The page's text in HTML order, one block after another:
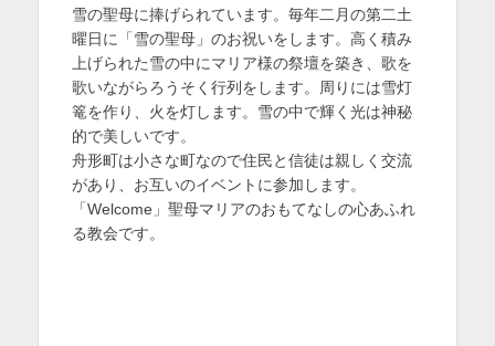
雪の聖母に捧げられています。毎年二月の第二土
曜日に「雪の聖母」のお祝いをします。高く積み
上げられた雪の中にマリア様の祭壇を築き、歌を
歌いながらろうそく行列をします。周りには雪灯
篭を作り、火を灯します。雪の中で輝く光は神秘
的で美しいです。
舟形町は小さな町なので住民と信徒は親しく交流
があり、お互いのイベントに参加します。
「Welcome」聖母マリアのおもてなしの心あふれ
る教会です。